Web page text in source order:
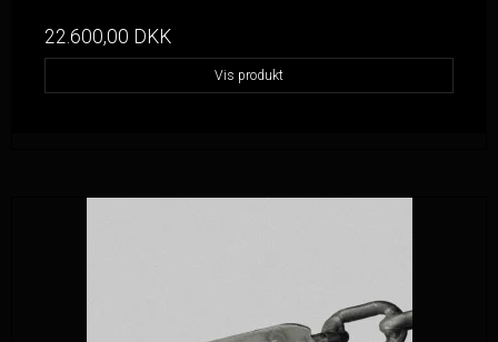
22.600,00 DKK
Vis produkt